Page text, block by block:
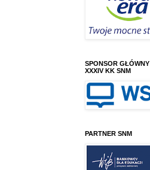
SPONSOR GŁÓWNY
XXXIV KK SNM
PARTNER SNM